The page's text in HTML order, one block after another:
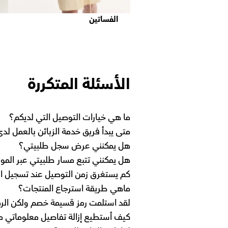
الفساتين
الأسئلة المتكررة
ما هي خيارات التوصيل التي لديكم؟
متى يبدأ فريق خدمة الزبائن بالعمل
هل يمكنني عرض سجل طلبيتي؟
هل يمكنني تتبع مسار طلبيتي عبر
كم يستغرق زمن التوصيل عند تسجيل
ماهي طريقة استرجاع المنتجات؟
لقد استلمت رمز قسيمة خصم ولكن
كيف أستطيع إزالة تفاصيل معلوماتي